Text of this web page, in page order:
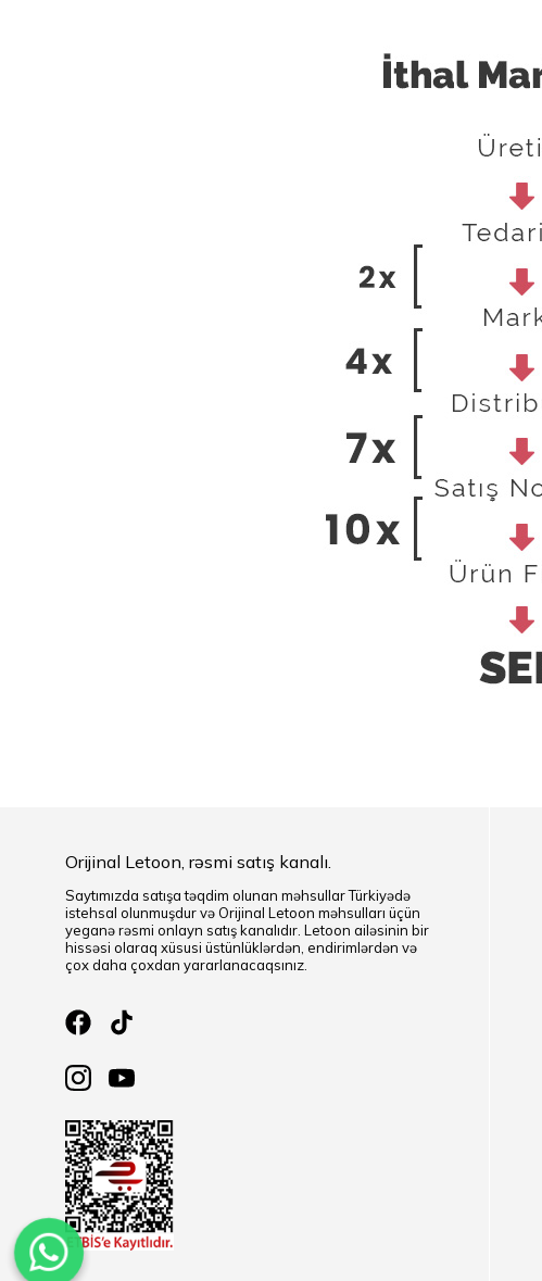
Orijinal Letoon, rəsmi satış kanalı.
Saytımızda satışa təqdim olunan məhsullar Türkiyədə
istehsal olunmuşdur və Orijinal Letoon məhsulları üçün
yeganə rəsmi onlayn satış kanalıdır. Letoon ailəsinin bir
hissəsi olaraq xüsusi üstünlüklərdən, endirimlərdən və
çox daha çoxdan yararlanacaqsınız.